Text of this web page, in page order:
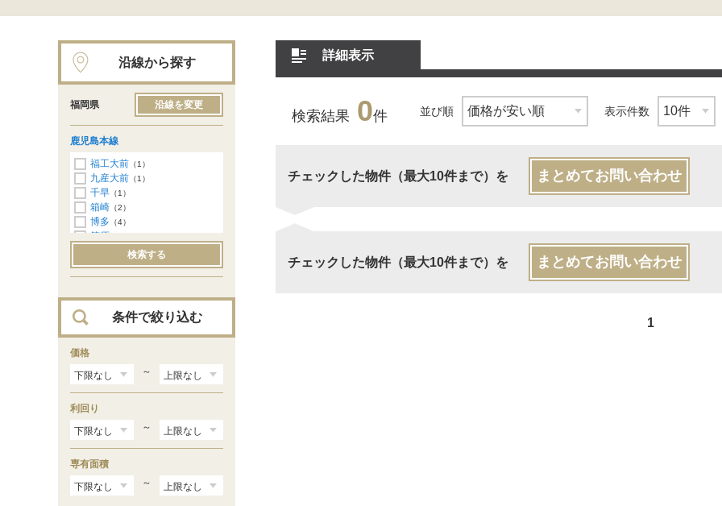
詳細表示
検索結果 0件 並び順 表示件数
チェックした物件（最大10件まで）を まとめてお問い合わせ
チェックした物件（最大10件まで）を まとめてお問い合わせ
1
沿線から探す
福岡県 沿線を変更
鹿児島本線
福工大前 （1）
九産大前 （1）
千早 （1）
箱崎 （2）
博多 （4）
笹原
（1）
二日市（1）
検索する
条件で絞り込む
価格
～
利回り
～
専有面積
～